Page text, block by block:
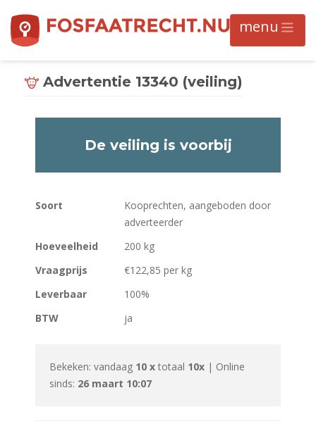
Advertentie 13340 (veiling)
Soort
Kooprechten, aangeboden door
adverteerder
Hoeveelheid
200 kg
Vraagprijs
€122,85 per kg
Leverbaar
100%
BTW
ja
Bekeken: vandaag 10 x totaal 10x | Online
sinds: 26 maart 10:07
De veiling is voorbij